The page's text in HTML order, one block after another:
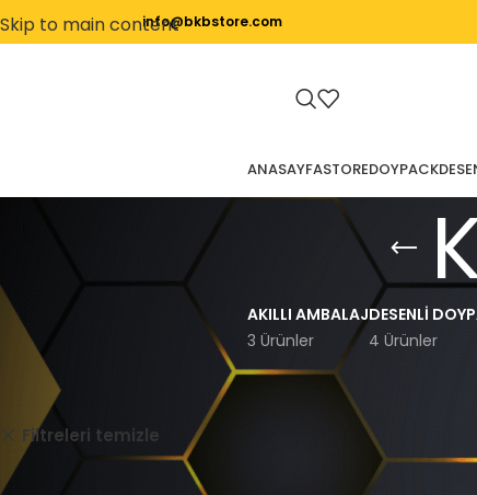
Skip to main contentinfo@bkbstore.com
ANASAYFASTOREDOYPACK
AKILLI AMBALAJ
3 Ürünler
DESENLI
4 Ürünler
Ana Sayfa
Filtreleri temizle Gida
Seçiminizle eşleşen ürün bulunamadı.